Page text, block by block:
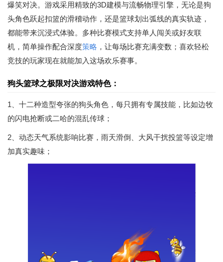
爆笑对决。游戏采用精致的3D建模与流畅物理引擎，无论是狗
头角色跃起扣篮的滑稽动作，还是篮球划出弧线的真实轨迹，
都能带来沉浸式体验。多种比赛模式支持单人闯关或好友联
机，简单操作配合深度策略 ，让每场比赛充满变数；喜欢轻松
竞技的玩家现在就能加入这场欢乐赛事。
狗头篮球之极限对决游戏特色：
1、十二种造型夸张的狗头角色，每只拥有专属技能，比如边牧
的闪电抢断或二哈的混乱传球；
2、动态天气系统影响比赛，雨天滑倒、大风干扰投篮等设定增
加真实趣味；